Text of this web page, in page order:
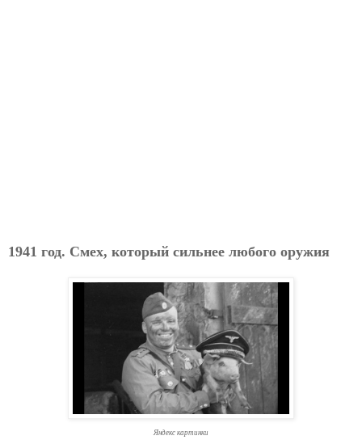
1941 год. Смех, который сильнее любого оружия
Яндекс картинки